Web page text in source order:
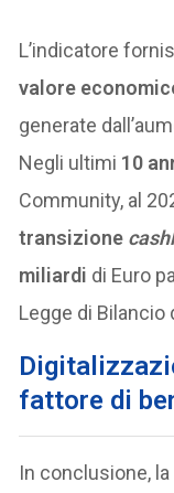
L’indicatore
valore
generate
Negli ultimi 10
Community, al
transizione
miliardi di Euro
Legge di Bilancio
fattore di
In conclusione,